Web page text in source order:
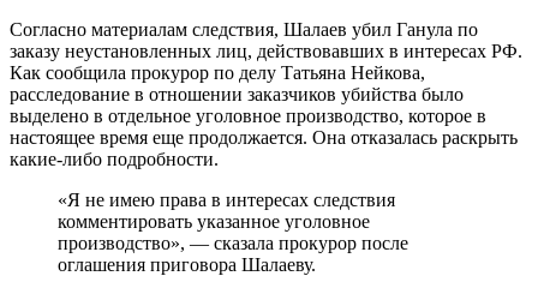
Согласно материалам следствия, Шалаев убил Ганула по
заказу неустановленных лиц, действовавших в интересах РФ.
Как сообщила прокурор по делу Татьяна Нейкова,
расследование в отношении заказчиков убийства было
выделено в отдельное уголовное производство, которое в
настоящее время еще продолжается. Она отказалась раскрыть
какие-либо подробности.
«Я не имею права в интересах следствия
комментировать указанное уголовное
производство», — сказала прокурор после
оглашения приговора Шалаеву.